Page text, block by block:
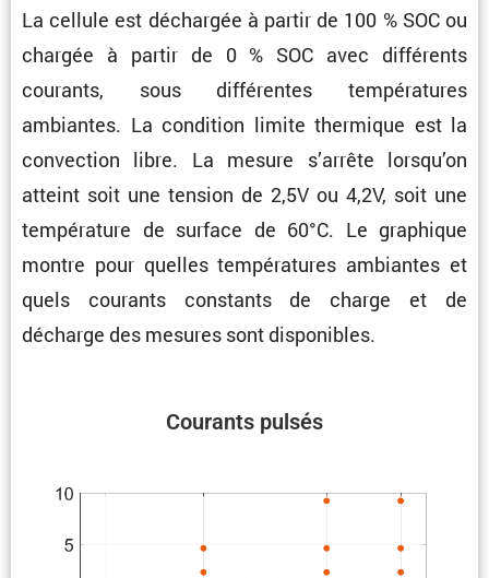
La cellule est déchargée à partir de 100 % SOC ou
chargée à partir de 0 % SOC avec diffé­rents
courants, sous diffé­rentes tempé­ra­tures
ambiantes. La condi­tion limite thermique est la
convec­tion libre. La mesure s’arrête lorsqu’on
atteint soit une tension de 2,5V ou 4,2V, soit une
tempé­ra­ture de surface de 60°C. Le graphique
montre pour quelles tempé­ra­tures ambiantes et
quels courants constants de charge et de
décharge des mesures sont disponibles.
Courants pulsés